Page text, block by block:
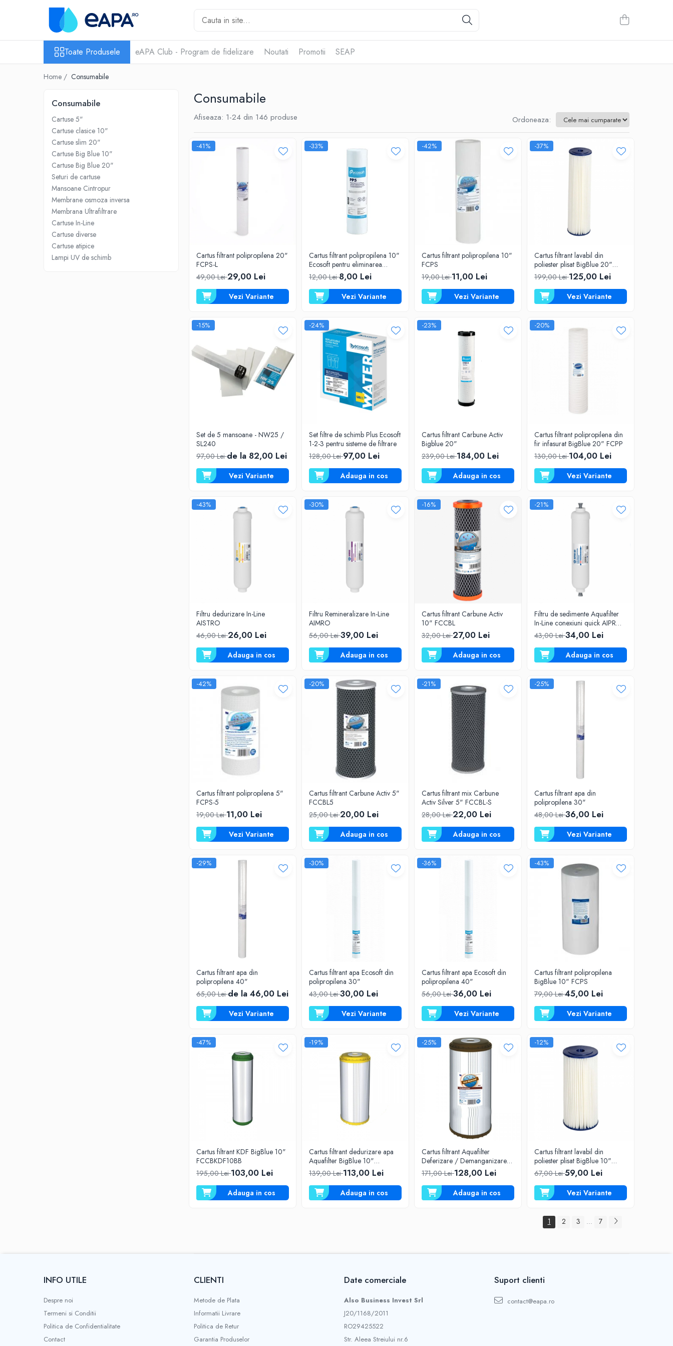
Toate Produsele
Dedurizator Simplex
Dedurizator Duplex
Filtre 20" slim
Filtre Big Blue 10"
Filtre Big Blue 20"
Filtre Cintropur
Sisteme duplex / triplex
Filtre speciale
Filtre Casnice
Toate Produsele eAPA Club - Program de fidelizare Noutati Promotii SEAP
Home / Consumabile
Consumabile
Consumabile
Cartuse 5"
Cartuse clasice 10"
Cartuse slim 20"
Cartuse Big Blue 10"
Cartuse Big Blue 20"
Seturi de cartuse
Mansoane Cintropur
Membrane osmoza inversa
Membrana Ultrafiltrare
Cartuse In-Line
Cartuse diverse
Cartuse atipice
Lampi UV de schimb
Afiseaza: 1-24 din 146 produse Ordoneaza:
-41%
Cartus filtrant polipropilena 20"
FCPS-L
49,00 Lei29,00 Lei
Vezi Variante
-33%
Cartus filtrant polipropilena 10"
Ecosoft pentru eliminarea
sedimentelor
12,00 Lei8,00 Lei
Vezi Variante
-42%
Cartus filtrant polipropilena 10"
FCPS
19,00 Lei11,00 Lei
Vezi Variante
-37%
Cartus filtrant lavabil din
poliester plisat BigBlue 20"
FCCELxM20B
199,00 Lei125,00 Lei
Vezi Variante
-15%
Set de 5 mansoane - NW25 /
SL240
97,00 Leide la 82,00 Lei
Vezi Variante
-24%
Set filtre de schimb Plus Ecosoft
1-2-3 pentru sisteme de filtrare
128,00 Lei97,00 Lei
Adauga in cos
-23%
Cartus filtrant Carbune Activ
Bigblue 20"
239,00 Lei184,00 Lei
Adauga in cos
-20%
Cartus filtrant polipropilena din
fir infasurat BigBlue 20" FCPP
130,00 Lei104,00 Lei
Vezi Variante
-43%
Filtru dedurizare In-Line
AISTRO
46,00 Lei26,00 Lei
Adauga in cos
-30%
Filtru Remineralizare In-Line
AIMRO
56,00 Lei39,00 Lei
Adauga in cos
-16%
Cartus filtrant Carbune Activ
10" FCCBL
32,00 Lei27,00 Lei
Adauga in cos
-21%
Filtru de sedimente Aquafilter
In-Line conexiuni quick AIPRO-
QC
43,00 Lei34,00 Lei
Adauga in cos
-42%
Cartus filtrant polipropilena 5"
FCPS-5
19,00 Lei11,00 Lei
Vezi Variante
-20%
Cartus filtrant Carbune Activ 5"
FCCBL5
25,00 Lei20,00 Lei
Adauga in cos
-21%
Cartus filtrant mix Carbune
Activ Silver 5" FCCBL-S
28,00 Lei22,00 Lei
Adauga in cos
-25%
Cartus filtrant apa din
polipropilena 30"
48,00 Lei36,00 Lei
Vezi Variante
-29%
Cartus filtrant apa din
polipropilena 40"
65,00 Leide la 46,00 Lei
Vezi Variante
-30%
Cartus filtrant apa Ecosoft din
polipropilena 30"
43,00 Lei30,00 Lei
Vezi Variante
-36%
Cartus filtrant apa Ecosoft din
polipropilena 40"
56,00 Lei36,00 Lei
Vezi Variante
-43%
Cartus filtrant polipropilena
BigBlue 10" FCPS
79,00 Lei45,00 Lei
Vezi Variante
-47%
Cartus filtrant KDF BigBlue 10"
FCCBKDF10BB
195,00 Lei103,00 Lei
Adauga in cos
-19%
Cartus filtrant dedurizare apa
Aquafilter BigBlue 10"
FCCST10BB
139,00 Lei113,00 Lei
Adauga in cos
-25%
Cartus filtrant Aquafilter
Deferizare / Demanganizare
BigBlue 10" FCCFE10BB
171,00 Lei128,00 Lei
Adauga in cos
-12%
Cartus filtrant lavabil din
poliester plisat BigBlue 10"
FCCELxM10B
67,00 Lei59,00 Lei
Vezi Variante
1 2 3 ... 7
INFO UTILE
Despre noi
Termeni si Conditii
Politica de Confidentialitate
Contact
CLIENTI
Metode de Plata
Informatii Livrare
Politica de Retur
Garantia Produselor
Date comerciale
Also Business Invest Srl
J20/1168/2011
RO29425522
Str. Aleea Streiului nr.6
Suport clienti
contact@eapa.ro